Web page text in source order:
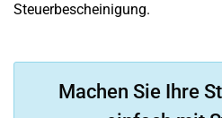
Steuerbescheinigung.
Machen Sie Ihre